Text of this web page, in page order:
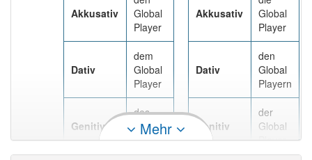
Akkusativ
Global
Player
Dativ
dem
Global
Player
Genitiv
des
Global
Players
Akkusativ
Global
Player
Dativ
den
Global
Playern
Genitiv
der
Global
Player
Mehr